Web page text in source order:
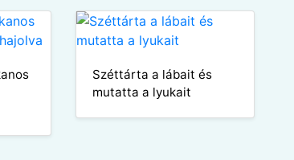
Széttárta a lábait és
mutatta a lyukait